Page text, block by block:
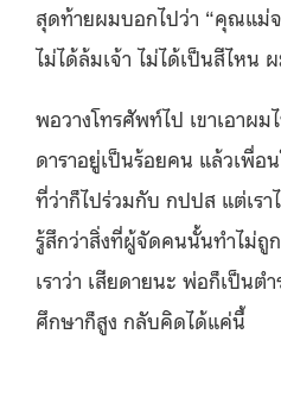
สุดท้ายผมบอกไปว่า “คุณแม่
ไม่ได้ล้มเจ้า ไม่ได้เป็นสีไหน
พอวางโทรศัพท์ไป เขาเอาผ
ดาราอยู่เป็นร้อยคน แล้วเพื่อ
ที่ว่าก็ไปร่วมกับ กปปส แต่เรา
รู้สึกว่าสิ่งที่ผู้จัดคนนั้นทำไม่ถู
เราว่า เสียดายนะ พ่อก็เป็นต
ศึกษาก็สูง กลับคิดได้แค่นี้